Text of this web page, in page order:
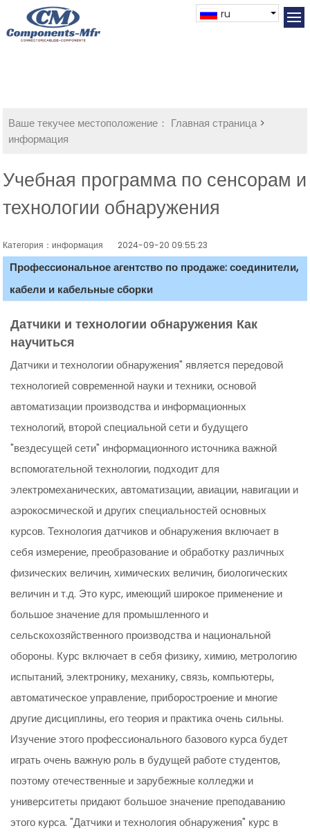
ru
Ваше текучее местоположение： Главная страница>
информация
Учебная программа по сенсорам и
технологии обнаружения
Категория：информация 2024-09-20 09:55:23
Профессиональное агентство по продаже: соединители,
кабели и кабельные сборки
Датчики и технологии обнаружения Как
научиться
Датчики и технологии обнаружения" является передовой
технологией современной науки и техники, основой
автоматизации производства и информационных
технологий, второй специальной сети и будущего
"вездесущей сети" информационного источника важной
вспомогательной технологии, подходит для
электромеханических, автоматизации, авиации, навигации и
аэрокосмической и других специальностей основных
курсов. Технология датчиков и обнаружения включает в
себя измерение, преобразование и обработку различных
физических величин, химических величин, биологических
величин и т.д. Это курс, имеющий широкое применение и
большое значение для промышленного и
сельскохозяйственного производства и национальной
обороны. Курс включает в себя физику, химию, метрологию
испытаний, электронику, механику, связь, компьютеры,
автоматическое управление, приборостроение и многие
другие дисциплины, его теория и практика очень сильны.
Изучение этого профессионального базового курса будет
играть очень важную роль в будущей работе студентов,
поэтому отечественные и зарубежные колледжи и
университеты придают большое значение преподаванию
этого курса. "Датчики и технология обнаружения" курс в